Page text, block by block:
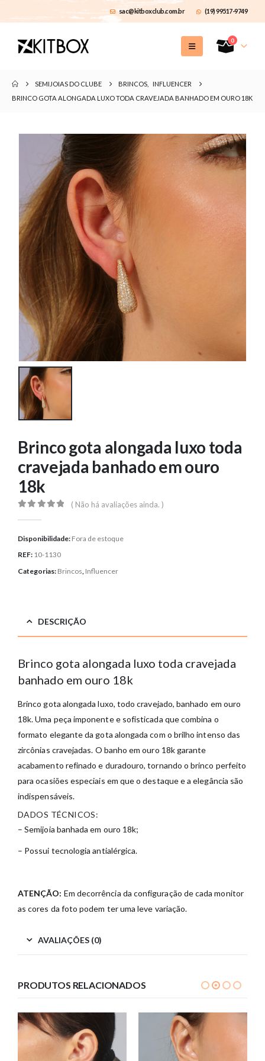
sac@kitboxclub.com.br (19) 99517-9749
0
SEMIJOIAS DO CLUBE BRINCOS
INFLUENCER
BRINCO GOTA ALONGADA LUXO TODA CRAVEJADA BANHADO EM OURO 18K
Brinco gota alongada luxo toda
cravejada banhado em ouro
18k
( Não há avaliações ainda. )
Disponibilidade: Fora de estoque
REF: 10-1130
Categorias: Brincos, Influencer
DESCRIÇÃO
Brinco gota alongada luxo toda cravejada
banhado em ouro 18k
Brinco gota alongada luxo, todo cravejado, banhado em ouro
18k. Uma peça imponente e sofisticada que combina o
formato elegante da gota alongada com o brilho intenso das
zircônias cravejadas. O banho em ouro 18k garante
acabamento refinado e duradouro, tornando o brinco perfeito
para ocasiões especiais em que o destaque e a elegância são
indispensáveis.
DADOS TÉCNICOS:
– Semijoia banhada em ouro 18k;
– Possui tecnologia antialérgica.
ATENÇÃO: Em decorrência da configuração de cada monitor
as cores da foto podem ter uma leve variação.
AVALIAÇÕES (0)
PRODUTOS RELACIONADOS